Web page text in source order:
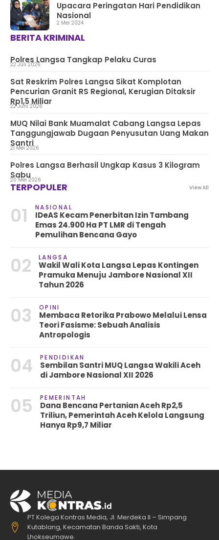
Upacara Peringatan Hari Pendidikan
Nasional
2 Mei 2024
BERITA KRIMINAL
Polres Langsa Tangkap Pelaku Curas
22 Juli 2026
Sat Reskrim Polres Langsa Sikat Komplotan
Pencurian Granit RS Regional, Kerugian Ditaksir
Rp1,5 Miliar
22 Juni 2026
MUQ Nilai Bank Muamalat Cabang Langsa Lepas
Tanggungjawab Dugaan Penyusutan Uang Makan
Santri
21 Mei 2026
Polres Langsa Berhasil Ungkap Kasus 3 Kilogram
Sabu20 Mei 2026
TERPOPULER View All
01 NASIONAL
IDeAS Kecam Penerbitan Izin Tambang
Emas 24.900 Ha PT LMR di Tengah
Pemulihan Bencana Gayo
02 LANGSA
Wakil Wali Kota Langsa Lepas Kontingen
Pramuka Menuju Jambore Nasional XII
Tahun 2026
03 OPINI
Membaca Retorika Prabowo Melalui Lensa
Teori Fasisme: Sebuah Analisis
Antropologis
04 PENDIDIKAN
Sembilan Santri MUQ Langsa Wakili Aceh
di Jambore Nasional XII 2026
05 PEMERINTAH
Dana Bencana Pertanian Aceh Rp2,5
Triliun, Pemerintah Aceh Kelola Langsung
Hanya Rp9,7 Miliar
PT Kolega Kontras Media, Jl. Merdeka II – Simpang
Kutablang, Kecamatan Banda Sakti, Kota
Lhokseumawe.